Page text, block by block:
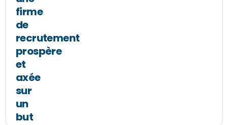
firme
de
recrutement
prospère
et
axée
sur
un
but